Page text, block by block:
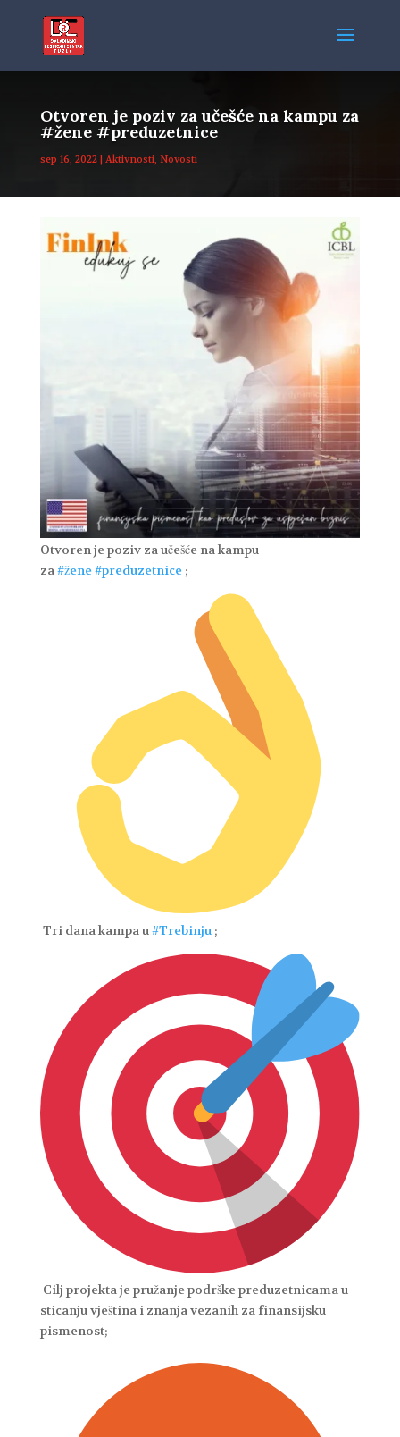
Otvoren je poziv za učešće na kampu za
#žene #preduzetnice
sep 16, 2022| Aktivnosti, Novosti
Otvoren je poziv za učešće na kampu
za#žene#preduzetnice;
Tri dana kampa u #Trebinju ;
Cilj projekta je pružanje podrške preduzetnicama u
sticanju vještina i znanja vezanih za finansijsku
pismenost;